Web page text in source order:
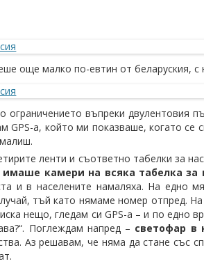
още малко по-евтин от беларуския, с
ограничението въпреки двулентовия
а, който ми показваше, когато се
ленти и съответно табелки за
имаше камери на всяка табелка за
и в населените намаляха. На едно
тъй като нямаме номер отпред. На
нещо, гледам си GPS-a – и по едно
Поглеждам напред – светофар в
Аз решавам, че няма да стане със